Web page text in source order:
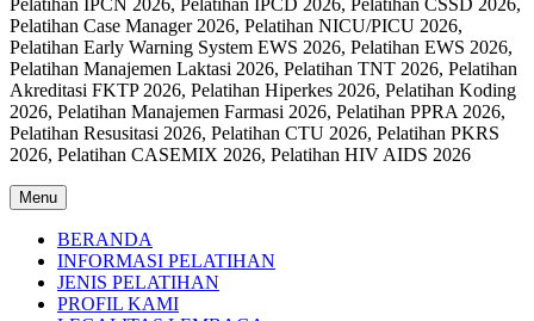
Pelatihan IPCN 2026, Pelatihan IPCD 2026, Pelatihan CSSD 2026,
Pelatihan Case Manager 2026, Pelatihan NICU/PICU 2026,
Pelatihan Early Warning System EWS 2026, Pelatihan EWS 2026,
Pelatihan Manajemen Laktasi 2026, Pelatihan TNT 2026, Pelatihan
Akreditasi FKTP 2026, Pelatihan Hiperkes 2026, Pelatihan Koding
2026, Pelatihan Manajemen Farmasi 2026, Pelatihan PPRA 2026,
Pelatihan Resusitasi 2026, Pelatihan CTU 2026, Pelatihan PKRS
2026, Pelatihan CASEMIX 2026, Pelatihan HIV AIDS 2026
Menu
BERANDA
INFORMASI PELATIHAN
JENIS PELATIHAN
PROFIL KAMI